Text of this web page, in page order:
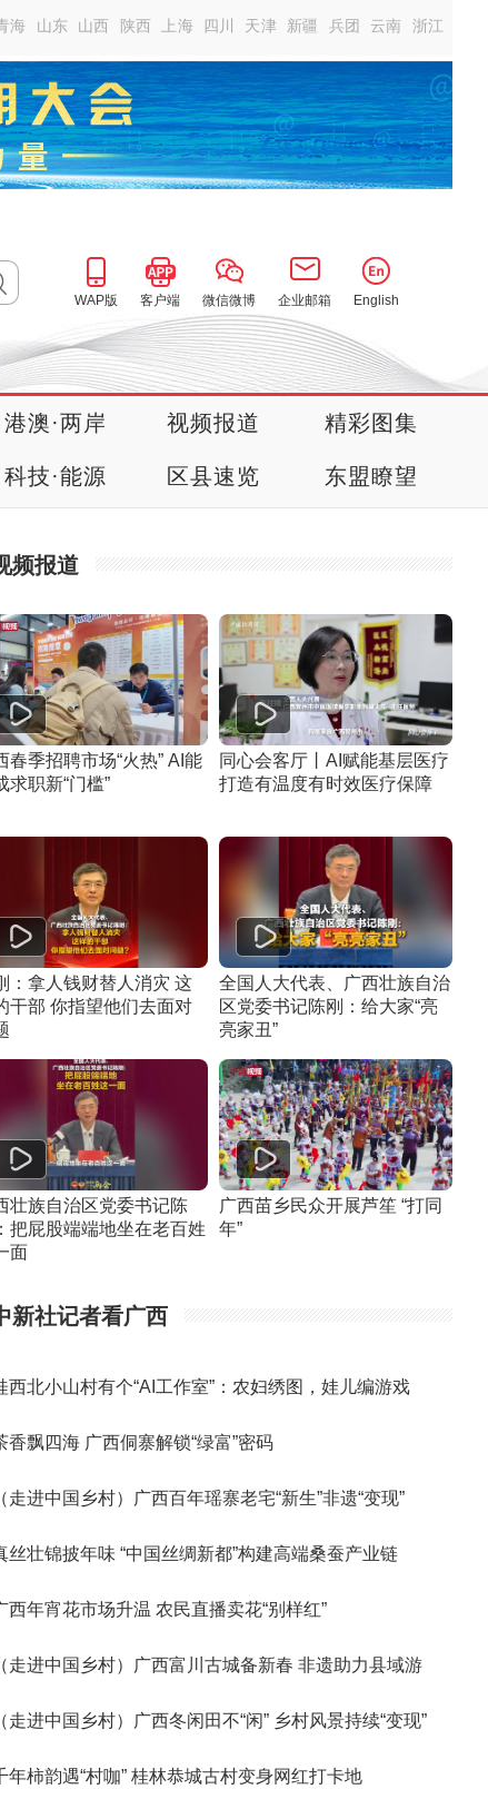
海 山东 山西 陕西 上海 四川 天津 新疆 兵团 云南 浙江
WAP版 客户端 微信微博 企业邮箱 English
港澳·两岸 视频报道 精彩图集
科技·能源 区县速览 东盟瞭望
频报道
春季招聘市场“火热” AI能
求职新“门槛”
同心会客厅丨AI赋能基层医疗
打造有温度有时效医疗保障
：拿人钱财替人消灾 这
干部 你指望他们去面对
全国人大代表、广西壮族自治
区党委书记陈刚：给大家“亮
亮家丑”
壮族自治区党委书记陈
把屁股端端地坐在老百姓
面
广西苗乡民众开展芦笙 “打同
年”
新社记者看广西
西北小山村有个“AI工作室”：农妇绣图，娃儿编游戏
香飘四海 广西侗寨解锁“绿富”密码
（走进中国乡村）广西百年瑶寨老宅“新生”非遗“变现”
丝壮锦披年味 “中国丝绸新都”构建高端桑蚕产业链
西年宵花市场升温 农民直播卖花“别样红”
（走进中国乡村）广西富川古城备新春 非遗助力县域游
（走进中国乡村）广西冬闲田不“闲” 乡村风景持续“变现”
年柿韵遇“村咖” 桂林恭城古村变身网红打卡地